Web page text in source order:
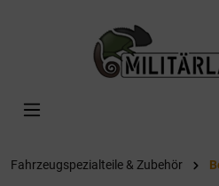
Fahrzeugspezialteile & Zubehör